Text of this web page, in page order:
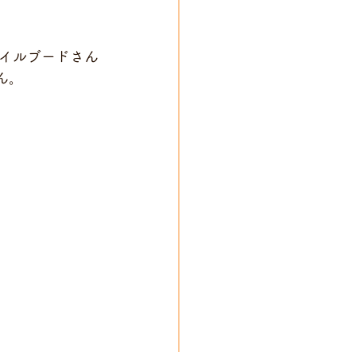
ルブードさん